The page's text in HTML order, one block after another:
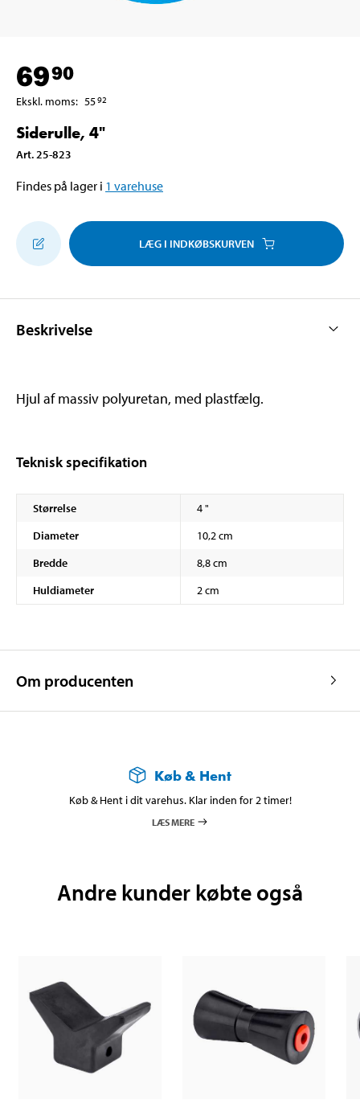
6990
Ekskl. moms: 5592
Siderulle, 4"
Art. 25-823
Findes på lager i 1 varehuse
LÆG I INDKØBSKURVEN
Beskrivelse
Hjul af massiv polyuretan, med plastfælg.
Teknisk specifikation
Størrelse
4 "
Diameter
10,2 cm
Bredde
8,8 cm
Huldiameter
2 cm
Om producenten
Køb & Hent
Køb & Hent i dit varehus. Klar inden for 2 timer!
LÆS MERE
Andre kunder købte også